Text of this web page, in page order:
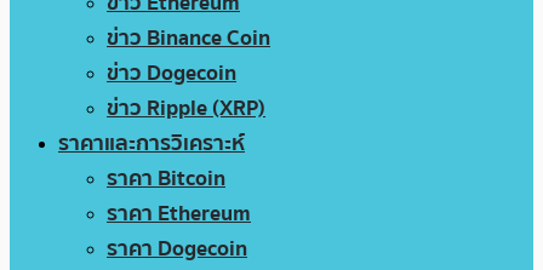
ข่าว Binance Coin
ข่าว Dogecoin
ข่าว Ripple (XRP)
ราคาและการวิเคราะห์
ราคา Bitcoin
ราคา Ethereum
ราคา Dogecoin